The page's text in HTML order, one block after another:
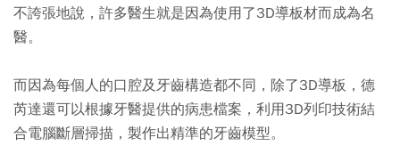
不誇張地說，許多醫生就是因為使用了3D導板材而成為名
醫。
而因為每個人的口腔及牙齒構造都不同，除了3D導板，德
芮達還可以根據牙醫提供的病患檔案，利用3D列印技術結
合電腦斷層掃描，製作出精準的牙齒模型。